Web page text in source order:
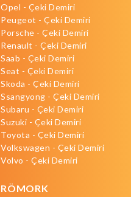
Opel - Çeki Demiri
Peugeot - Çeki Demiri
Porsche - Çeki Demiri
Renault - Çeki Demiri
Saab - Çeki Demiri
Seat - Çeki Demiri
Skoda - Çeki Demiri
Ssangyong - Çeki Demiri
Subaru - Çeki Demiri
Suzuki - Çeki Demiri
Toyota - Çeki Demiri
Volkswagen - Çeki Demiri
Volvo - Çeki Demiri
RÖMORK